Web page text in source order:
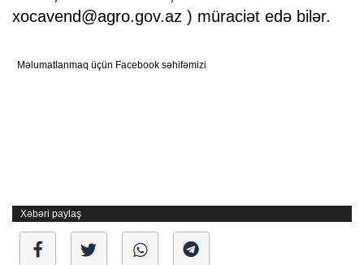
xocavend@agro.gov.az ) müraciət edə bilər.
Məlumatlanmaq üçün Facebook səhifəmizi
Xəbəri paylaş